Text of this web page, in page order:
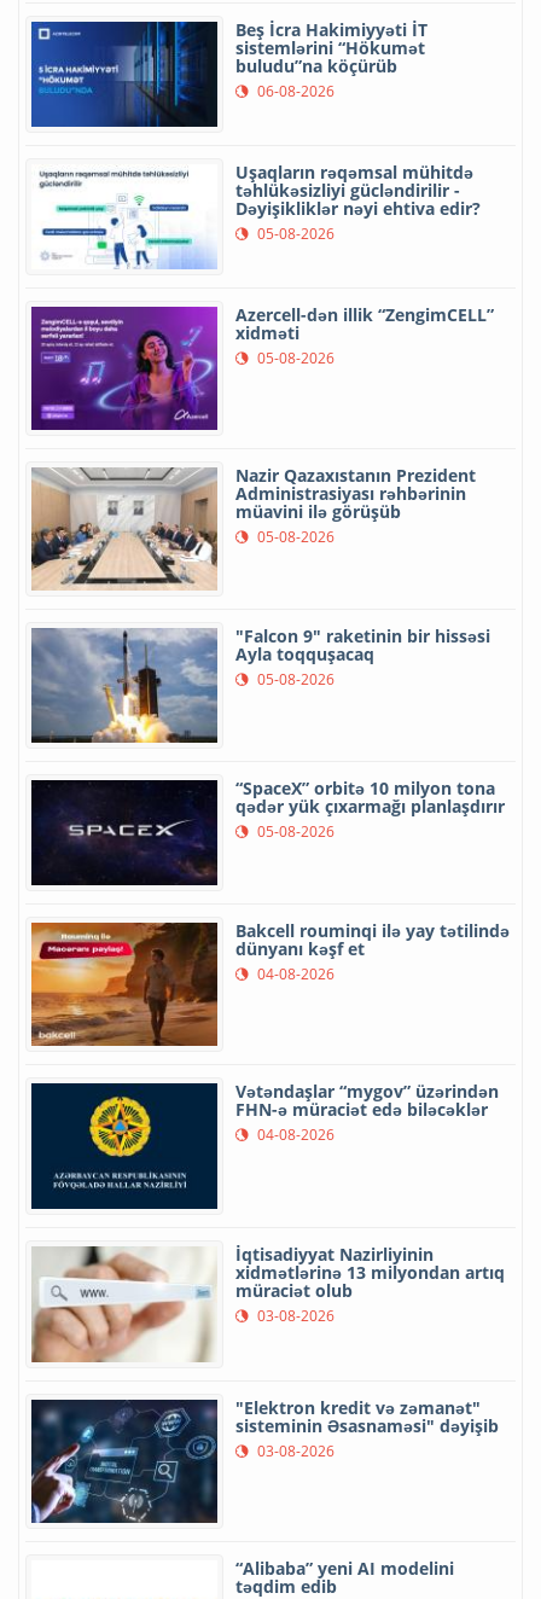
Beş İcra Hakimiyyəti İT
sistemlərini “Hökumət
buludu”na köçürüb
06-08-2026
Uşaqların rəqəmsal mühitdə
təhlükəsizliyi gücləndirilir -
Dəyişikliklər nəyi ehtiva edir?
05-08-2026
Azercell-dən illik “ZengimCELL”
xidməti
05-08-2026
Nazir Qazaxıstanın Prezident
Administrasiyası rəhbərinin
müavini ilə görüşüb
05-08-2026
"Falcon 9" raketinin bir hissəsi
Ayla toqquşacaq
05-08-2026
“SpaceX” orbitə 10 milyon tona
qədər yük çıxarmağı planlaşdırır
05-08-2026
Bakcell rouminqi ilə yay tətilində
dünyanı kəşf et
04-08-2026
Vətəndaşlar “mygov” üzərindən
FHN-ə müraciət edə biləcəklər
04-08-2026
İqtisadiyyat Nazirliyinin
xidmətlərinə 13 milyondan artıq
müraciət olub
03-08-2026
"Elektron kredit və zəmanət"
sisteminin Əsasnaməsi" dəyişib
03-08-2026
“Alibaba” yeni AI modelini
təqdim edib